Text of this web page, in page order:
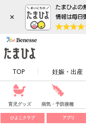
×
TOP 妊娠・出産
育児グッズ 病気・予防接種
ひよこクラブ アプリ